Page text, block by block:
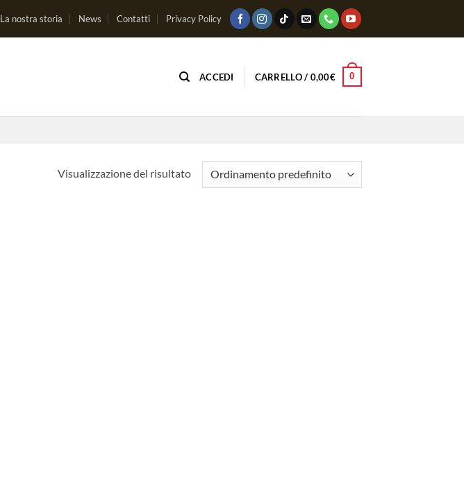
La nostra storia News Contatti Privacy Policy
ACCEDI CARRELLO / 0,00€ 0
Visualizzazione del risultato